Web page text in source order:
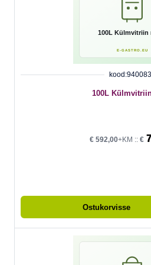
100L
€592,00+KM :: €
Ostukorvisse